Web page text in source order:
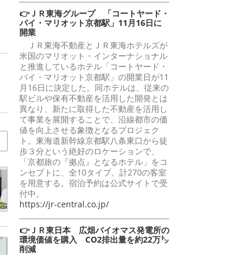
👉ＪＲ東海グループ 「コートヤード・
バイ・マリオット京都駅」11月16日に
開業
ＪＲ東海不動産とＪＲ東海ホテルズが
米国のマリオット・インターナショナル
と推進しているホテル「コートヤード・
バイ・マリオット京都駅」の開業日が11
月16日に決定した。同ホテルは、従来の
駅ビルや保有不動産を活用した開発とは
異なり、新たに取得した不動産を活用し
て事業を展開することで、沿線都市の価
値を向上させる象徴となるプロジェク
ト。東海道新幹線京都駅八条東口から徒
歩３分という絶好のロケーションで、
「京都旅の『拠点』となるホテル」をコ
ンセプトに、全10タイプ、計270の客室
を用意する。宿泊予約は公式サイトで受
付中。
https://jr-central.co.jp/
👉ＪＲ東日本 広畑バイオマス発電所の
環境価値を購入 CO2排出量を約22万㌧
削減